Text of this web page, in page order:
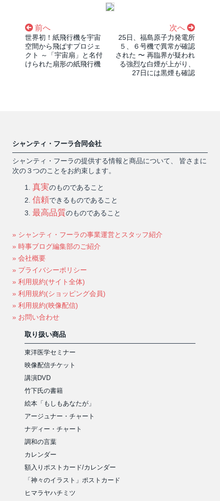
前へ
世界初！紙飛行機を宇宙
空間から飛ばすプロジェ
クト ～「宇宙扇」と名付
けられた扇形の紙飛行機
次へ
25日、福島原子力発電所
５、６号機で異常が確認
された 〜 再臨界が疑われ
る強烈な白煙が上がり、
27日には黒煙も確認
シャンティ・フーラ合同会社
シャンティ・フーラの提供する情報と商品について、 皆さまに
次の３つのことをお約束します。
真実のものであること
信頼できるものであること
最高品質のものであること
» シャンティ・フーラの事業運営とスタッフ紹介
» 時事ブログ編集部のご紹介
» 会社概要
» プライバシーポリシー
» 利用規約(サイト全体)
» 利用規約(ショッピング会員)
» 利用規約(映像配信)
» お問い合わせ
取り扱い商品
東洋医学セミナー
映像配信チケット
講演DVD
竹下氏の書籍
絵本「もしもあなたが」
アージュナー・チャート
ナディー・チャート
調和の言葉
カレンダー
額入りポストカード/カレンダー
「神々のイラスト」ポストカード
ヒマラヤハチミツ